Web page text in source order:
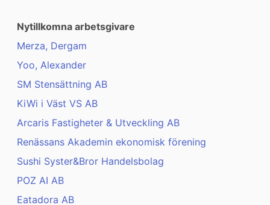
Nytillkomna arbetsgivare
Merza, Dergam
Yoo, Alexander
SM Stensättning AB
KiWi i Väst VS AB
Arcaris Fastigheter & Utveckling AB
Renässans Akademin ekonomisk förening
Sushi Syster&Bror Handelsbolag
POZ AI AB
Eatadora AB